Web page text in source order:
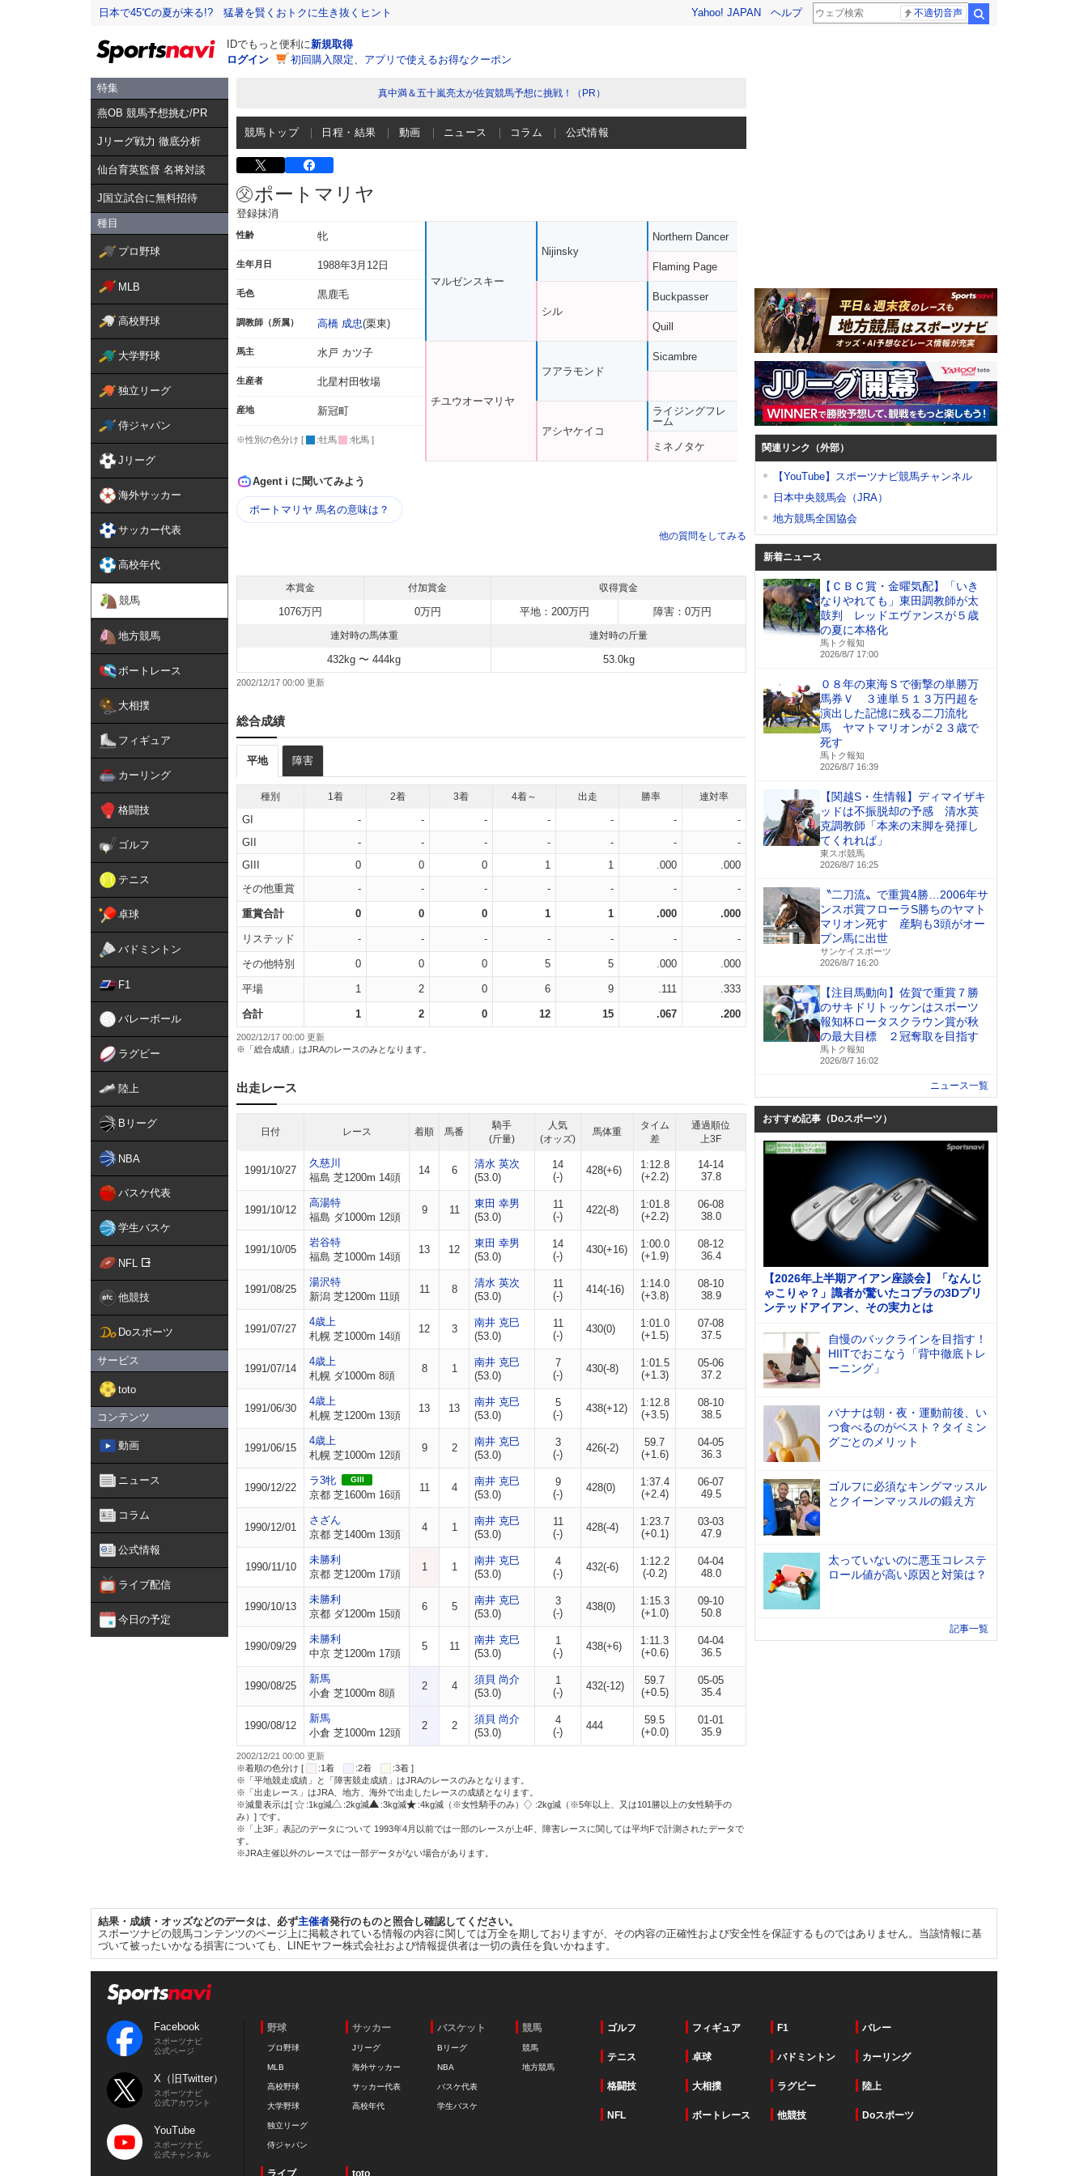
日本で45℃の夏が来る!? 猛暑を賢くおトクに生き抜くヒント Yahoo! JAPAN ヘルプ 不適切音声
IDでもっと便利に新規取得
ログイン
初回購入限定、アプリで使えるお得なクーポン
特集
燕OB 競馬予想挑む/PR
Jリーグ戦力 徹底分析
仙台育英監督 名将対談
J国立試合に無料招待
種目
プロ野球
MLB
高校野球
大学野球
独立リーグ
侍ジャパン
Jリーグ
海外サッカー
サッカー代表
高校年代
競馬
地方競馬
ボートレース
大相撲
フィギュア
カーリング
格闘技
ゴルフ
テニス
卓球
バドミントン
F1
バレーボール
ラグビー
陸上
Bリーグ
NBA
バスケ代表
学生バスケ
NFL
他競技
Doスポーツ
サービス
toto
コンテンツ
動画
ニュース
コラム
公式情報
ライブ配信
今日の予定
真中満＆五十嵐亮太が佐賀競馬予想に挑戦！（PR）
競馬トップ 日程・結果 動画 ニュース コラム 公式情報
ポートマリヤ
登録抹消
性齢 牝
生年月日 1988年3月12日
毛色 黒鹿毛
調教師（所属） 高橋 成忠(栗東)
馬主 水戸 カツ子
生産者 北星村田牧場
産地 新冠町
※性別の色分け [ :牡馬 :牝馬 ]
マルゼンスキー
チユウオーマリヤ
Nijinsky
シル
フアラモンド
アシヤケイコ
Northern Dancer
Flaming Page
Buckpasser
Quill
Sicambre
ライジングフレ
ーム
ミネノタケ
Agent i に聞いてみよう
ポートマリヤ 馬名の意味は？
他の質問をしてみる
本賞金 付加賞金 収得賞金
1076万円 0万円 平地：200万円 障害：0万円
連対時の馬体重 連対時の斤量
432kg 〜 444kg 53.0kg
2002/12/17 00:00
総合成績
平地 障害
種別 1着 2着 3着 4着～ 出走 勝率 連対率
GI - - - - - -
-
GII
- - - - - -
-
GIII
0 0 0 1 1 .000
.000
その他重賞
- - - - - - -
重賞合計 0 0 0 1 1 .000 .000
リステッド - - - - - - -
その他特別 0 0 0 5 5 .000 .000
平場 1 2 0 6 9 .111 .333
合計 1 2 0 12 15 .067 .200
2002/12/17 00:00 更新
※「総合成績」はJRAのレースのみとなります。
出走レース
日付 レース 着順 馬番
騎手
(斤量)
人気
(オッズ)
馬体重
タイム
差
通過順位
上3F
1991/10/27
久慈川
福島 芝1200m 14頭
14 6
清水 英次
(53.0)
14
(-)
428(+6)
1:12.8
(+2.2)
14-14
37.8
1991/10/12
高湯特
福島 ダ1000m 12頭
9 11
東田 幸男
(53.0)
11
(-)
422(-8)
1:01.8
(+2.2)
06-08
38.0
1991/10/05
岩谷特
福島 芝1000m 14頭
13 12
東田 幸男
(53.0)
14
(-)
430(+16)
1:00.0
(+1.9)
08-12
36.4
1991/08/25
湯沢特
新潟 芝1200m 11頭
11 8
清水 英次
(53.0)
11
(-)
414(-16)
1:14.0
(+3.8)
08-10
38.9
1991/07/27
4歳上
札幌 芝1000m 14頭
12 3
南井 克巳
(53.0)
11
(-)
430(0)
1:01.0
(+1.5)
07-08
37.5
1991/07/14
4歳上
札幌 ダ1000m 8頭
8 1
南井 克巳
(53.0)
7
(-)
430(-8)
1:01.5
(+1.3)
05-06
37.2
1991/06/30
4歳上
札幌 芝1200m 13頭
13 13
南井 克巳
(53.0)
5
(-)
438(+12)
1:12.8
(+3.5)
08-10
38.5
1991/06/15
4歳上
札幌 芝1000m 12頭
9 2
南井 克巳
(53.0)
3
(-)
426(-2)
59.7
(+1.6)
04-05
36.3
1990/12/22
ラ3牝 GIII
京都 芝1600m 16頭
11 4
南井 克巳
(53.0)
9
(-)
428(0)
1:37.4
(+2.4)
06-07
49.5
1990/12/01
さざん
京都 芝1400m 13頭
4 1
南井 克巳
(53.0)
11
(-)
428(-4)
1:23.7
(+0.1)
03-03
47.9
1990/11/10
未勝利
京都 芝1200m 17頭
1 1
南井 克巳
(53.0)
4
(-)
432(-6)
1:12.2
(-0.2)
04-04
48.0
1990/10/13
未勝利
京都 ダ1200m 15頭
6 5
南井 克巳
(53.0)
3
(-)
438(0)
1:15.3
(+1.0)
09-10
50.8
1990/09/29
未勝利
中京 芝1200m 17頭
5 11
南井 克巳
(53.0)
1
(-)
438(+6)
1:11.3
(+0.6)
04-04
36.5
1990/08/25
新馬
小倉 芝1000m 8頭
2 4
須貝 尚介
(53.0)
1
(-)
432(-12)
59.7
(+0.5)
05-05
35.4
1990/08/12
新馬
小倉 芝1000m 12頭
2 2
須貝 尚介
(53.0)
4
(-)
444
59.5
(+0.0)
01-01
35.9
2002/12/21 00:00 更新
※着順の色分け [
:1着 :2着
:3着 ]
※「平地競走成績」と「障害競走成績」はJRAのレースのみとなります。
※「出走レース」はJRA、地方、海外で出走したレースの成績となります。
※減量表示は[
:1kg減 :2kg減 :3kg減 :4kg減（※女性騎手のみ）
:2kg減（※5年以上、又は101勝以上の女性騎手の
み）] です。
※「上3F」表記のデータについて 1993年4月以前では一部のレースが上4F、障害レースに関しては平均Fで計測されたデータで
す。
※JRA主催以外のレースでは一部データがない場合があります。
関連リンク（外部）
【YouTube】スポーツナビ競馬チャンネル
日本中央競馬会（JRA）
地方競馬全国協会
新着ニュース
【ＣＢＣ賞・金曜気配】「いき
なりやれても」東田調教師が太
鼓判 レッドエヴァンスが５歳
の夏に本格化
馬トク報知
2026/8/7 17:00
０８年の東海Ｓで衝撃の単勝万
馬券Ｖ ３連単５１３万円超を
演出した記憶に残る二刀流牝
馬 ヤマトマリオンが２３歳で
死す
馬トク報知
2026/8/7 16:39
【関越S・生情報】ディマイザキ
ッドは不振脱却の予感 清水英
克調教師「本来の末脚を発揮し
てくれれば」
東スポ競馬
2026/8/7 16:25
〝二刀流〟で重賞4勝…2006年サ
ンスポ賞フローラS勝ちのヤマト
マリオン死す 産駒も3頭がオー
プン馬に出世
サンケイスポーツ
2026/8/7 16:20
【注目馬動向】佐賀で重賞７勝
のサキドリトッケンはスポーツ
報知杯ロータスクラウン賞が秋
の最大目標 ２冠奪取を目指す
馬トク報知
2026/8/7 16:02
ニュース一覧
おすすめ記事（Doスポーツ）
【2026年上半期アイアン座談会】「なんじ
ゃこりゃ？」識者が驚いたコブラの3Dプリ
ンテッドアイアン、その実力とは
自慢のバックラインを目指す！
HIITでおこなう「背中徹底トレ
ーニング」
バナナは朝・夜・運動前後、い
つ食べるのがベスト？タイミン
グごとのメリット
ゴルフに必須なキングマッスル
とクイーンマッスルの鍛え方
太っていないのに悪玉コレステ
ロール値が高い原因と対策は？
記事一覧
結果・成績・オッズなどのデータは、必ず主催者発行のものと照合し確認してください。
スポーツナビの競馬コンテンツのページ上に掲載されている情報の内容に関しては万全を期しておりますが、その内容の正確性および安全性を保証するものではありません。当該情報に基
づいて被ったいかなる損害についても、LINEヤフー株式会社および情報提供者は一切の責任を負いかねます。
Facebook
スポーツナビ
公式ページ
X（旧Twitter）
スポーツナビ
公式アカウント
YouTube
スポーツナビ
公式チャンネル
野球
プロ野球
MLB
高校野球
大学野球
独立リーグ
侍ジャパン
サッカー
Jリーグ
海外サッカー
サッカー代表
高校年代
バスケット
Bリーグ
NBA
バスケ代表
学生バスケ
競馬
競馬
地方競馬
ゴルフ フィギュア F1 バレー
テニス 卓球 バドミントン カーリング
格闘技 大相撲 ラグビー 陸上
NFL ボートレース 他競技 Doスポーツ
ライブ toto